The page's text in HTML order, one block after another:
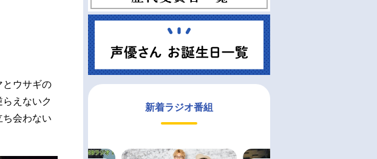
ウサギの
えないク
会わない
新着ラジオ番組